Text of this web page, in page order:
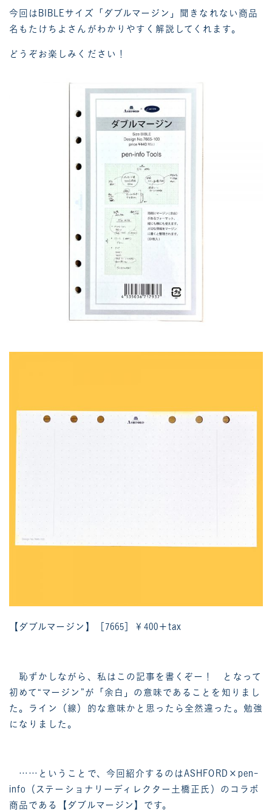
今回は BIBLE サイズ「ダブルマージン」聞きなれない商品
名もたけちよさんがわかりやすく解説してくれます。
どうぞお楽しみください！
【ダブルマージン】［7665］￥400＋tax
恥ずかしながら、私はこの記事を書くぞー！ となって
初めて“マージン”が「余白」の意味であることを知りまし
た。ライン（線）的な意味かと思ったら全然違った。勉強
になりました。
……ということで、今回紹介するのはASHFORD×pen-
info（ステーショナリーディレクター土橋正氏）のコラボ
商品である【ダブルマージン】です。